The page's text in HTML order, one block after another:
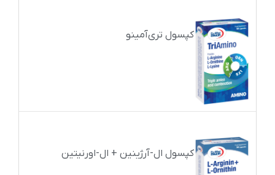
کپسول تری‌آمینو
کپسول ال-آرژینین + ال-اورنیتین